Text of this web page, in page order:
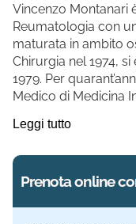
Vincenzo Montanari
Reumatologia con
maturata in ambito
Chirurgia nel 1974,
1979. Per
Medico di Medicina
Leggi tutto
Prenota online